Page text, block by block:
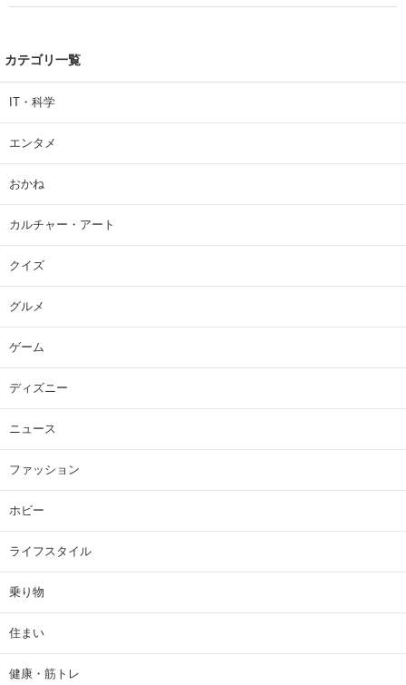
カテゴリ一覧
IT・科学
エンタメ
おかね
カルチャー・アート
クイズ
グルメ
ゲーム
ディズニー
ニュース
ファッション
ホビー
ライフスタイル
乗り物
住まい
健康・筋トレ